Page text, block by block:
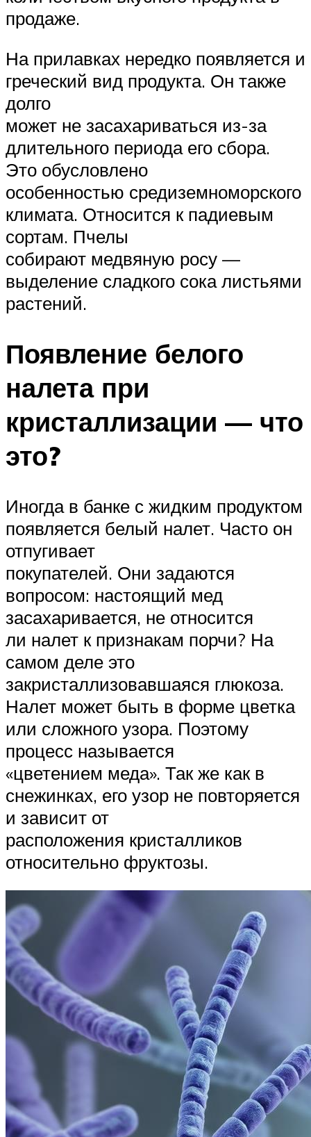
продаже.
На прилавках нередко появляется и
греческий вид продукта. Он также
долго
может не засахариваться из-за
длительного периода его сбора.
Это обусловлено
особенностью средиземноморского
климата. Относится к падиевым
сортам. Пчелы
собирают медвяную росу —
выделение сладкого сока листьями
растений.
Появление белого
налета при
кристаллизации — что
это?
Иногда в банке с жидким продуктом
появляется белый налет. Часто он
отпугивает
покупателей. Они задаются
вопросом: настоящий мед
засахаривается, не относится
ли налет к признакам порчи? На
самом деле это
закристаллизовавшаяся глюкоза.
Налет может быть в форме цветка
или сложного узора. Поэтому
процесс называется
«цветением меда». Так же как в
снежинках, его узор не повторяется
и зависит от
расположения кристалликов
относительно фруктозы.